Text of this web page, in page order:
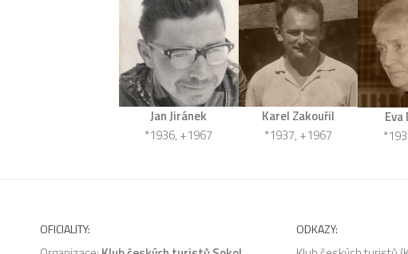
Jan Jiránek
*1936, +1967
Karel Zakouřil
*1937, +1967
OFICIALITY: ODKAZY: